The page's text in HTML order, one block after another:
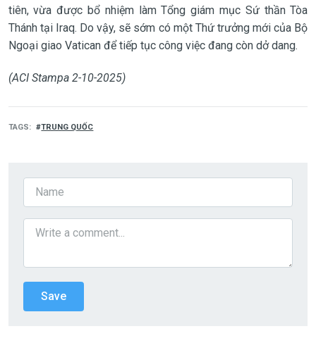
tiên, vừa được bổ nhiệm làm Tổng giám mục Sứ thần Tòa
Thánh tại Iraq. Do vậy, sẽ sớm có một Thứ trưởng mới của Bộ
Ngoại giao Vatican để tiếp tục công việc đang còn dở dang.
(ACI Stampa 2-10-2025)
TAGS TRUNG QUỐC